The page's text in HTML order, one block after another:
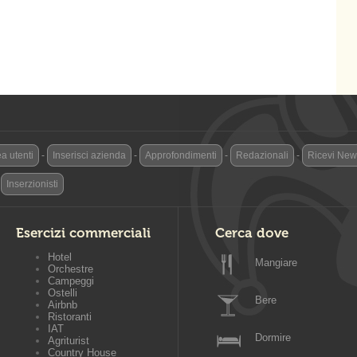
utenti - Inserisci azienda - Approfondimenti - Redazionali - Ricevi
Inserzionisti
Esercizi commerciali
Hotel
Orchestre
Campeggi
Ostelli
Airbnb
Ristoranti
IAT
Agriturist
Country House
Cerca dove
Mangiare
Bere
Dormire